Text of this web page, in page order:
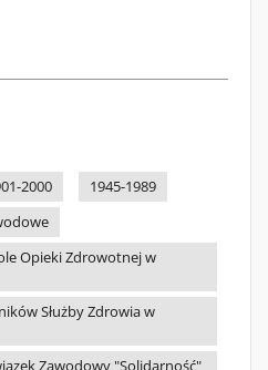
2000
1945-1989
Opieki Zdrowotnej w
Służby Zdrowia w
Zawodowy "Solidarność"